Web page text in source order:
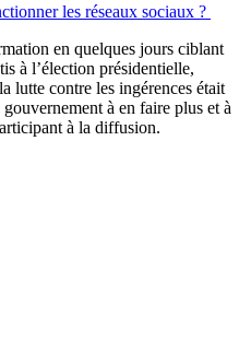
les réseaux sociaux ?
en quelques jours ciblant
à l’élection présidentielle,
lutte contre les ingérences était
à en faire plus et à
à la diffusion.